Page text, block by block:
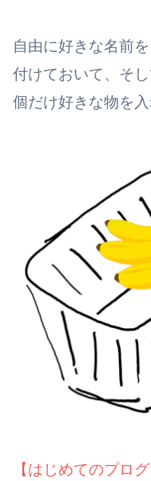
自由に好きな名前
付けておいて、そ
個だけ好きな物を
【はじめてのプロ